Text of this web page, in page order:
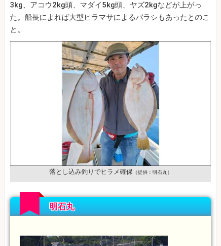
3kg、アコウ2kg頭、マダイ5kg頭、ヤズ2kgなどが上がっ
た。船長によれば大型ヒラマサによるバラシもあったとのこ
と。
落とし込み釣りでヒラメ確保 （提供：明石丸）
明石丸